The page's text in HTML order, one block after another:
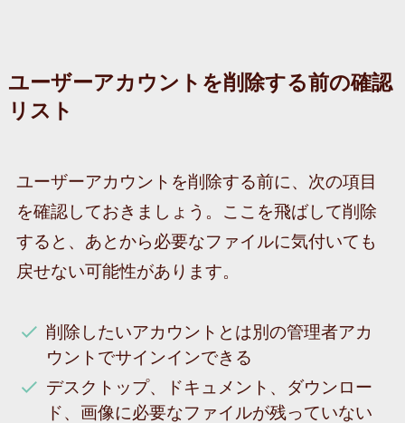
ユーザーアカウントを削除する前の確認
リスト
ユーザーアカウントを削除する前に、次の項目
を確認しておきましょう。ここを飛ばして削除
すると、あとから必要なファイルに気付いても
戻せない可能性があります。
削除したいアカウントとは別の管理者アカ
ウントでサインインできる
デスクトップ、ドキュメント、ダウンロー
ド、画像に必要なファイルが残っていない